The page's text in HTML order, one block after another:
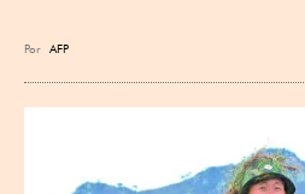
Por AFP